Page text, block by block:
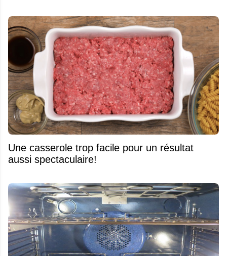
Une casserole trop facile pour un résultat
aussi spectaculaire!